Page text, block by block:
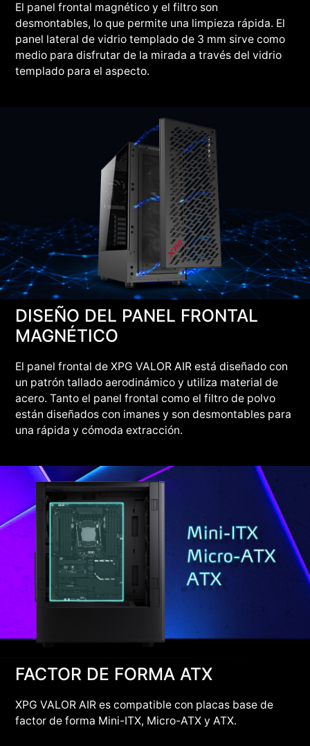
El panel frontal magnético y el filtro son
desmontables, lo que permite una limpieza rápida. El
panel lateral de vidrio templado de 3 mm sirve como
medio para disfrutar de la mirada a través del vidrio
templado para el aspecto.
DISEÑO DEL PANEL FRONTAL
MAGNÉTICO
El panel frontal de XPG VALOR AIR está diseñado con
un patrón tallado aerodinámico y utiliza material de
acero. Tanto el panel frontal como el filtro de polvo
están diseñados con imanes y son desmontables para
una rápida y cómoda extracción.
FACTOR DE FORMA ATX
XPG VALOR AIR es compatible con placas base de
factor de forma Mini-ITX, Micro-ATX y ATX.